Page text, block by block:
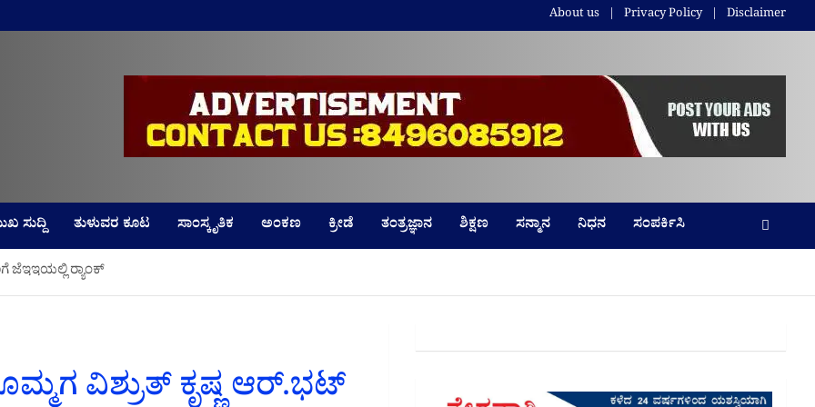
About us Privacy Policy Disclaimer
ಸುದ್ದಿ ತುಳುವರ ಕೂಟ ಸಾಂಸ್ಕೃತಿಕ ಅಂಕಣ ಕ್ರೀಡೆ ತಂತ್ರಜ್ಞಾನ ಶಿಕ್ಷಣ ಸನ್ಮಾನ ನಿಧನ ಸಂಪರ್ಕಿಸಿ
ಜೆಇಇಯಲ್ಲಿ ರ‍್ಯಾಂಕ್
ವಿಶ್ರುತ್ ಕೃಷ್ಣ ಆರ್.ಭಟ್